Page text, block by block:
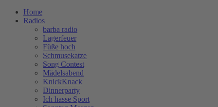
Home
Radios
barba radio
Lagerfeuer
Füße hoch
Schmusekatze
Song Contest
Mädelsabend
KnickKnack
Dinnerparty
Ich hasse Sport